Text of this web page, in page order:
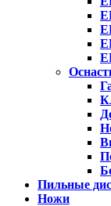
Пильные
Ножи